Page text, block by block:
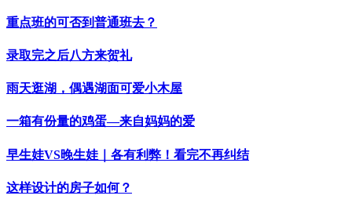
重点班的可否到普通班去？
录取完之后八方来贺礼
雨天逛湖，偶遇湖面可爱小木屋
一箱有份量的鸡蛋—来自妈妈的爱
早生娃VS晚生娃｜各有利弊！看完不再纠结
这样设计的房子如何？